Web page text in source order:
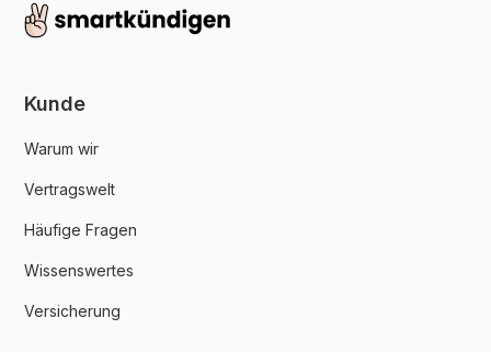
Kunde
Warum wir
Vertragswelt
Häufige Fragen
Wissenswertes
Versicherung